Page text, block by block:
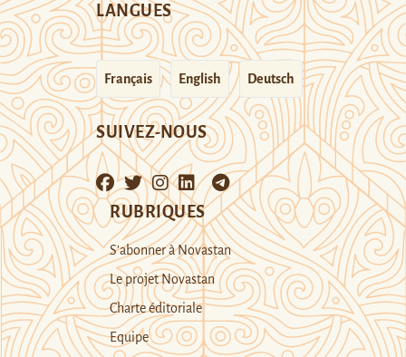
LANGUES
Français English Deutsch
SUIVEZ-NOUS
RUBRIQUES
S’abonner à Novastan
Le projet Novastan
Charte éditoriale
Equipe